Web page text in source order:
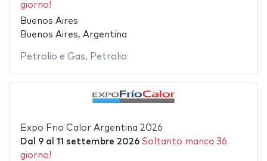
giorno!
Buenos Aires
Buenos Aires, Argentina
Petrolio e Gas, Petrolio
Expo Frio Calor Argentina 2026
Dal 9al 11 settembre 2026 Soltanto manca 36
giorno!